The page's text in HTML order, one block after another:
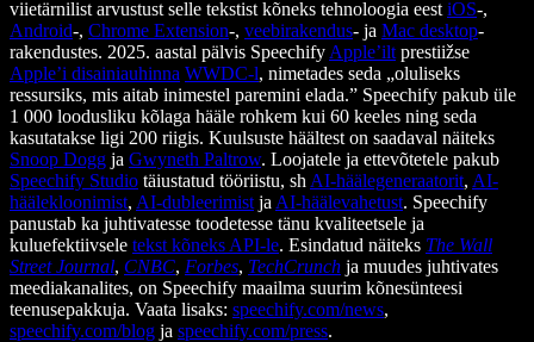
viietärnilist arvustust selle tekstist kõneks tehnoloogia eest iOS-,
Android-, Chrome Extension-, veebirakendus- ja Mac desktop-
rakendustes. 2025. aastal pälvis Speechify Apple’ilt prestiižse
Apple’i disainiauhinna WWDC-l, nimetades seda „oluliseks
ressursiks, mis aitab inimestel paremini elada.” Speechify pakub üle
1 000 loodusliku kõlaga hääle rohkem kui 60 keeles ning seda
kasutatakse ligi 200 riigis. Kuulsuste häältest on saadaval näiteks
Snoop Dogg ja Gwyneth Paltrow. Loojatele ja ettevõtetele pakub
Speechify Studio täiustatud tööriistu, sh AI-häälegeneraatorit, AI-
häälekloonimist, AI-dubleerimist ja AI-häälevahetust. Speechify
panustab ka juhtivatesse toodetesse tänu kvaliteetsele ja
kuluefektiivsele tekst kõneks API-le. Esindatud näiteks The Wall
Street Journal, CNBC, Forbes, TechCrunch ja muudes juhtivates
meediakanalites, on Speechify maailma suurim kõnesünteesi
teenusepakkuja. Vaata lisaks: speechify.com/news,
speechify.com/blog ja speechify.com/press.